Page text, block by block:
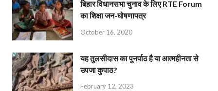
बिहार विधानसभा चुनाव के लिए RTE Forum
का शिक्षा जन-घोषणापत्र
October 16, 2020
यह तुलसीदास का पुनर्पाठ है या आत्महीनता से
उपजा कुपाठ?
February 12, 2023